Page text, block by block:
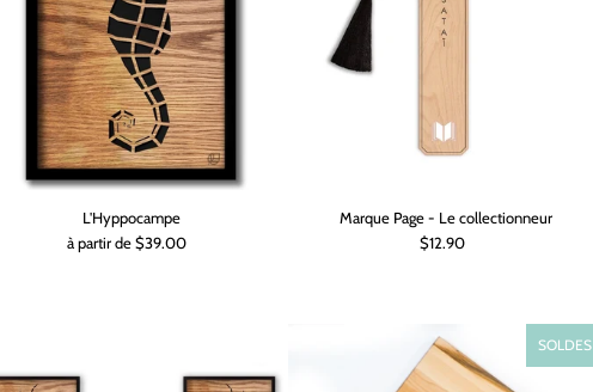
L'Hyppocampe
à partir de $39.00
Marque Page - Le collectionneur
$12.90
SOLDES